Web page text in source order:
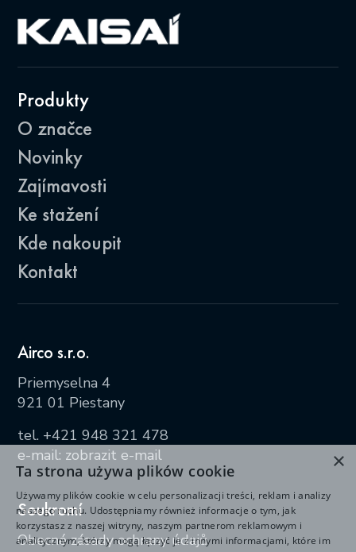
Produkty
O značce
Novinky
Zajímavosti
Ke stažení
Kde nakoupit
Kontakt
Airco s.r.o.
Priemyselna 4
921 01 Piestany
tel. +421 948 321 478
e-mail: zobrazit e-mail
Soukromí
Obecné zásady ochrany údajů
×
Ta strona używa plików cookie
Używamy plików cookie w celu personalizacji treści, reklam i analizy
naszego ruchu. Udostępniamy również informacje o tym, jak
korzystasz z naszej witryny, naszym partnerom reklamowym i
analitycznym, którzy mogą łączyć je z innymi informacjami, które im